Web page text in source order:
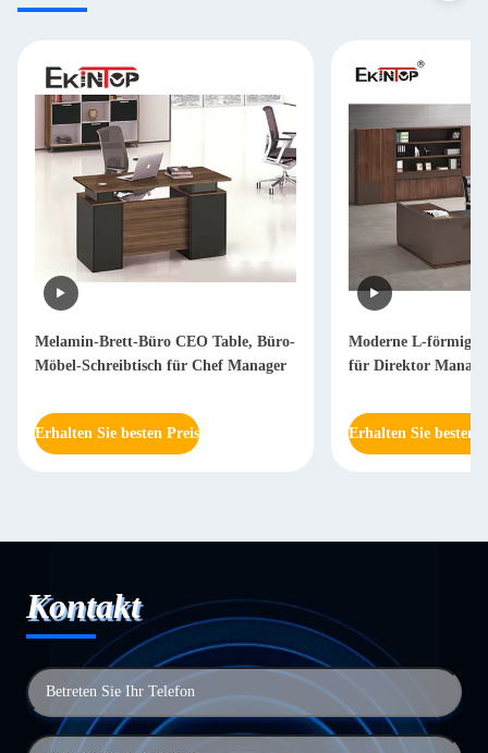
Melamin-Brett-Büro CEO Table, Büro-
Möbel-Schreibtisch für Chef Manager
Erhalten Sie besten Preis
Moderne L-förmige
für Direktor
Erhalten Sie besten
Kontakt